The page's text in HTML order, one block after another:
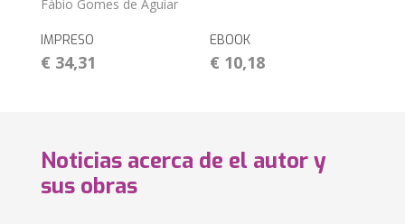
Fábio Gomes de Aguiar
IMPRESO
€ 34,31
EBOOK
€ 10,18
Noticias acerca de el autor y
sus obras